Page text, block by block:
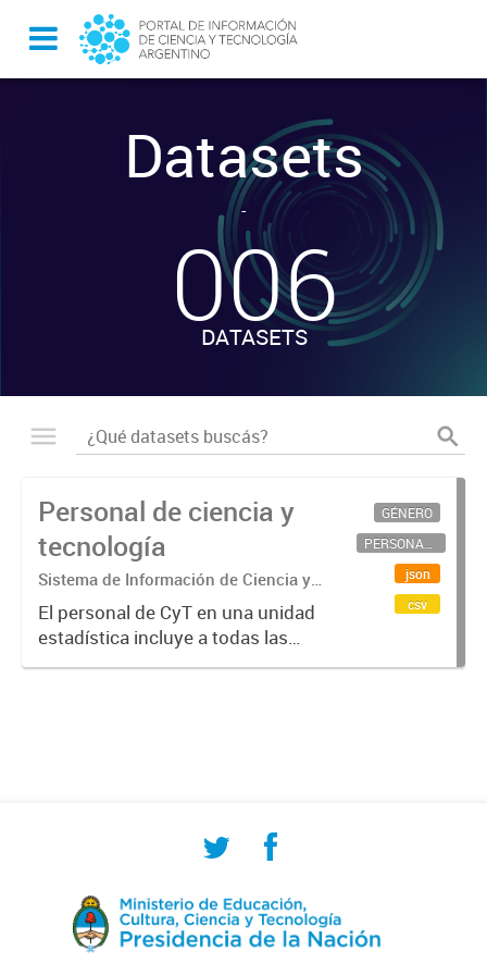
Datasets
-
006
DATASETS
Personal de ciencia y
tecnología
Sistema de Información de Ciencia y
Tecnología Argentino (SICYTAR)
El personal de CyT en una unidad
estadística incluye a todas las
personas involucradas
GÉNERO
PERSONAL CIENTÍFICO-TECNOLÓGICO
json
csv